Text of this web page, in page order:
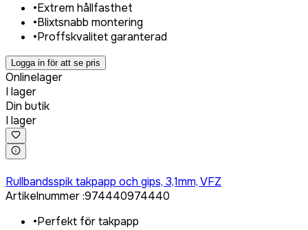
•Extrem hållfasthet
•Blixtsnabb montering
•Proffskvalitet garanterad
Logga in för att se pris
Onlinelager
I lager
Din butik
I lager
Rullbandsspik takpapp och gips, 3,1mm, VFZ
Artikelnummer:974440974440
•Perfekt för takpapp